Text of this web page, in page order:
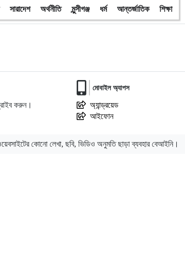
সারাদেশ অর্থনীতি মুন্সীগঞ্জ ধর্ম আন্তর্জাতিক শিক্ষা
করুন।
মোবাইল অ্যাপস
অ্যান্ড্রয়েড
আইফোন
কোনো লেখা, ছবি, ভিডিও অনুমতি ছাড়া ব্যবহার বেআইনি।